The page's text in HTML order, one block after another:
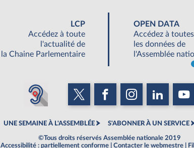
LCP
Accédez à toute
l'actualité de
la Chaine Parlementaire
OPEN DATA
Accédez à toutes
les données de
l'Assemblée
UNE SEMAINE À L'ASSEMBLÉE S'ABONNER À UN SERVICE
©Tous droits réservés Assemblée nationale 2019
Accessibilité : partiellement conforme Contacter le webmestre